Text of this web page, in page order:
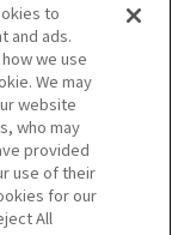
to
and ads.
we use
We may
website
who may
provided
use of their
for our
All